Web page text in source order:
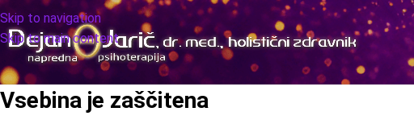
Skip to navigation
Skip to main content
Vsebina je zaščitena